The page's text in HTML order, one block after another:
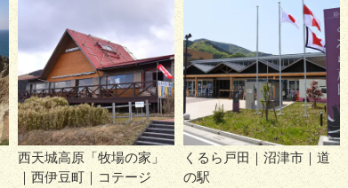
西天城高原「牧場の家」
｜西伊豆町｜コテージ
くるら戸田｜沼津市｜道
の駅